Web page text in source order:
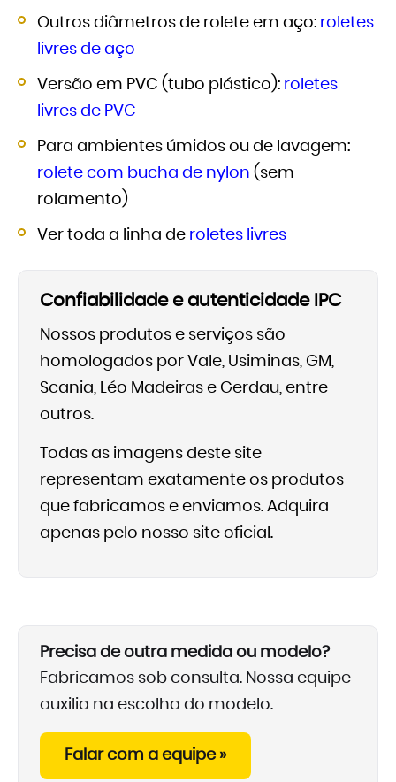
Outros diâmetros de rolete em aço: roletes
livres de aço
Versão em PVC (tubo plástico): roletes
livres de PVC
Para ambientes úmidos ou de lavagem:
rolete com bucha de nylon (sem
rolamento)
Ver toda a linha de roletes livres
Confiabilidade e autenticidade IPC
Nossos produtos e serviços são
homologados por Vale, Usiminas, GM,
Scania, Léo Madeiras e Gerdau, entre
outros.
Todas as imagens deste site
representam exatamente os produtos
que fabricamos e enviamos. Adquira
apenas pelo nosso site oficial.
Precisa de outra medida ou modelo?
Fabricamos sob consulta. Nossa equipe
auxilia na escolha do modelo.
Falar com a equipe »